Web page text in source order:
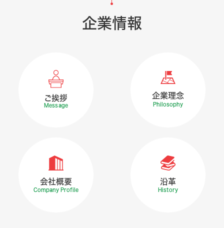
企業情報
ご挨拶
Message
企業理念
Philosophy
会社概要
Company Profile
沿革
History